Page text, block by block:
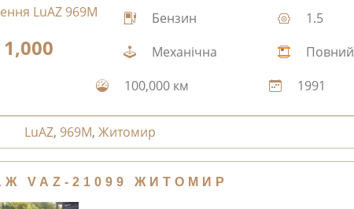
1,000
Бензин
1.5
Механічна
Повний
100,000 км
1991
LuAZ, 969М,Житомир
VAZ-21099 ЖИТОМИР